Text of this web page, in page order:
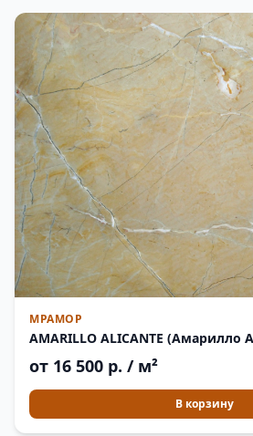
МРАМОР
AMARILLO ALICANTE (Амарилло
от 16 500 р. / м²
В корзину